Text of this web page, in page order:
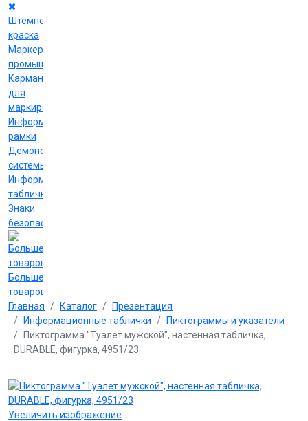
Штемпельная
краска
Маркеры
промышленные
Карманы
для
маркировки
Информационные
рамки
Демонстрационные
системы
Информационные
таблички
Знаки
безопасности
Больше
товаров
Главная Каталог
Презентация
Информационные таблички
Пиктограммы и указатели
Пиктограмма "Туалет мужской", настенная табличка,
DURABLE, фигурка, 4951/23
Увеличить изображение